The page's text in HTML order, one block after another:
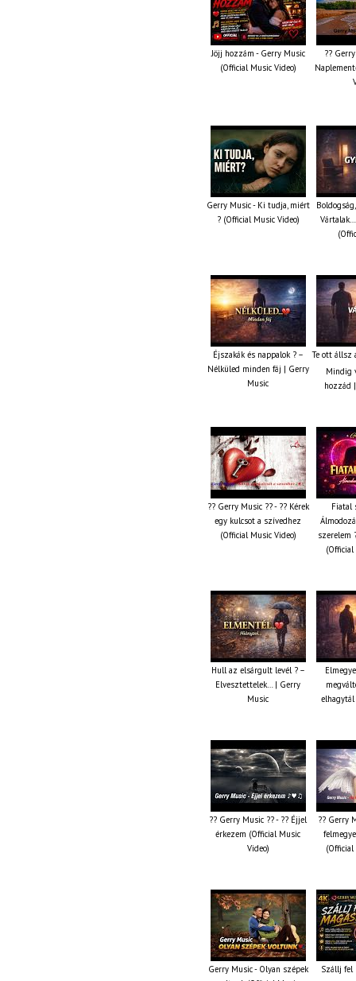
Jöjj hozzám - Gerry Music
(Official Music Video)
??
Gerry Music - Ki tudja, miért
? (Official Music Video)
Éjszakák és nappalok ? –
Nélküled minden fáj | Gerry
Music
Te ott
Mindig
hozzád
?? Gerry Music ?? - ?? Kérek
egy kulcsot a szívedhez
(Official Music Video)
Fiatal
szerelem
(Official
Hull az elsárgult levél ? –
Elvesztettelek… | Gerry
Music
?? Gerry Music ?? - ?? Éjjel
érkezem (Official Music
Video)
?? Gerry
(Official
Gerry Music - Olyan szépek
Szállj fel